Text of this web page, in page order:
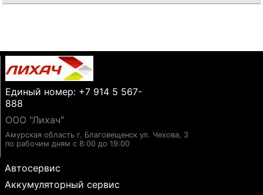
Единый номер: +7 914 5 567-
888
ООО "Лихач"
Амурская область г. Благовещенск ул. Чехова, 3
по рабочим дням с 8:00 до 19:00
Автосервис
Аккумуляторный сервис